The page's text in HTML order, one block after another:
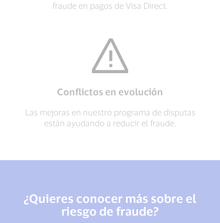
fraude en pagos de Visa Direct.
Conflictos en evolución
Las mejoras en nuestro programa de disputas
están ayudando a reducir el fraude.
¿Quieres conocer más sobre el
riesgo de fraude?